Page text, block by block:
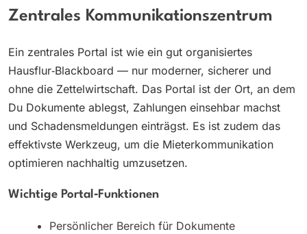
Zentrales Kommunikationszentrum
Ein zentrales Portal ist wie ein gut organisiertes
Hausflur‑Blackboard — nur moderner, sicherer und
ohne die Zettelwirtschaft. Das Portal ist der Ort, an dem
Du Dokumente ablegst, Zahlungen einsehbar machst
und Schadensmeldungen einträgst. Es ist zudem das
effektivste Werkzeug, um die Mieterkommunikation
optimieren nachhaltig umzusetzen.
Wichtige Portal‑Funktionen
Persönlicher Bereich für Dokumente